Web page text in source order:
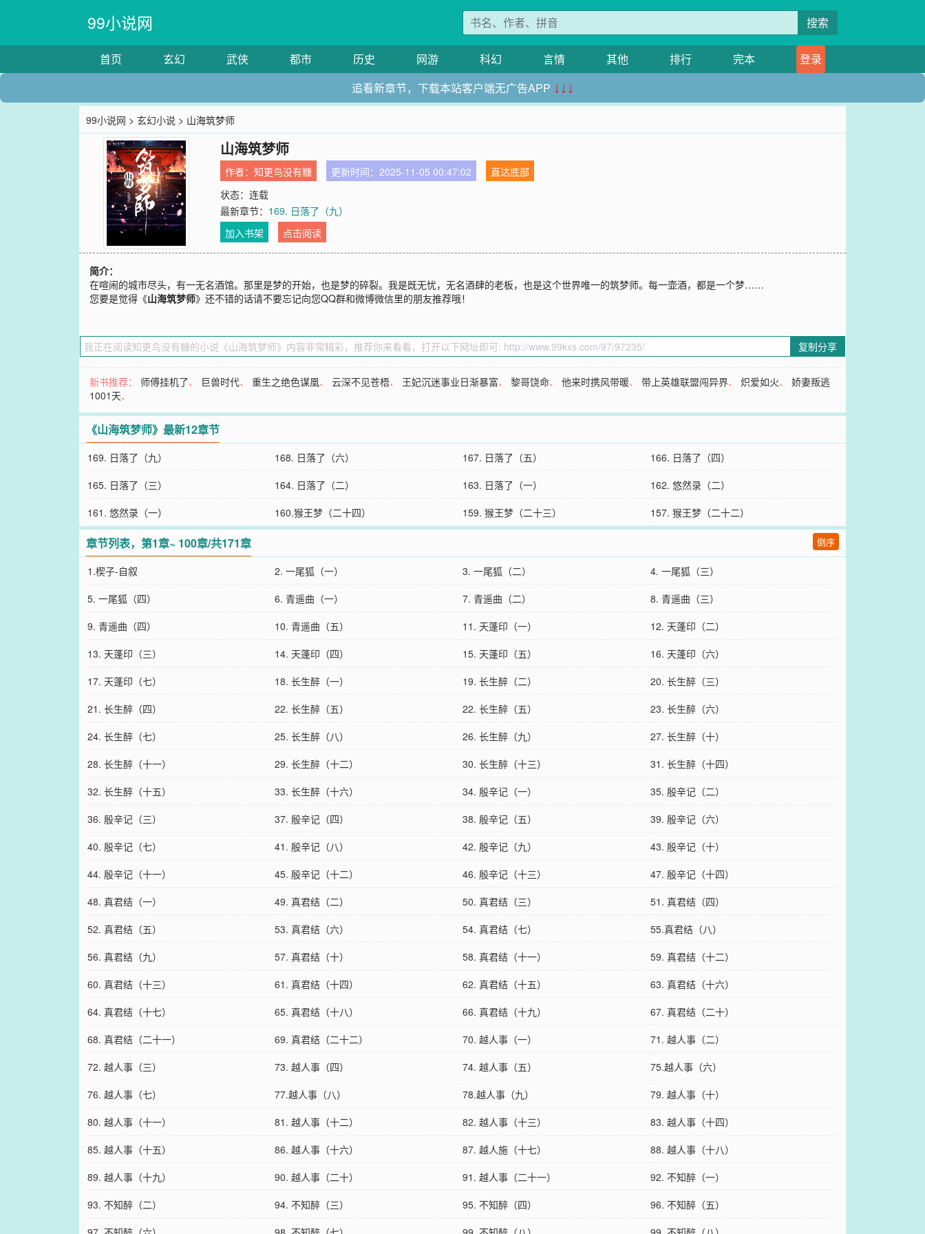
99小说网 搜索
首页 玄幻 武侠 都市 历史 网游 科幻 言情 其他 排行 完本
登录
追看新章节，下载本站客户端无广告APP ↓↓↓
99小说网 >玄幻小说 > 山海筑梦师
山海筑梦师
作者：知更鸟没有糖 更新时间：2025-11-05 00:47:02
直达底部
状态：连载
最新章节： 169. 日落了（九）
加入书架
点击阅读
简介：
在喧闹的城市尽头，有一无名酒馆。那里是梦的开始，也是梦的碎裂。我是既无忧，无名酒肆的老板，也是这个世界唯一的筑梦师。每一壶酒，都是一个梦……
您要是觉得《山海筑梦师》还不错的话请不要忘记向您QQ群和微博微信里的朋友推荐哦！
复制分享
新书推荐： 师傅挂机了、 巨兽时代、重生之绝色谋凰、云深不见苍梧、 王妃沉迷事业日渐暴富、黎哥饶命、他来时携风带暖、带上英雄联盟闯异界、炽爱如火、娇妻叛逃
1001天、
《山海筑梦师》最新12章节
169. 日落了（九） 168. 日落了（六） 167. 日落了（五）
166. 日落了（四）
165. 日落了（三）
164. 日落了（二） 163. 日落了（一）
162. 悠然录（二）
161. 悠然录（一）
160.猴王梦（二十四） 159. 猴王梦（二十三） 157. 猴王梦（二十二）
章节列表，第1章~ 100章/共171章 倒序
1.楔子-自叙 2. 一尾狐（一） 3. 一尾狐（二）
4. 一尾狐（三）
5. 一尾狐（四）
6. 青遥曲（一） 7. 青遥曲（二）
8. 青遥曲（三）
9. 青遥曲（四）
10. 青遥曲（五） 11. 天蓬印（一）
12. 天蓬印（二）
13. 天蓬印（三）
14. 天蓬印（四） 15. 天蓬印（五）
16. 天蓬印（六）
17. 天蓬印（七）
18. 长生醉（一） 19. 长生醉（二）
20. 长生醉（三）
21. 长生醉（四）
22. 长生醉（五） 22. 长生醉（五）
23. 长生醉（六）
24. 长生醉（七）
25. 长生醉（八） 26. 长生醉（九）
27. 长生醉（十）
28. 长生醉（十一）
29. 长生醉（十二） 30. 长生醉（十三）
31. 长生醉（十四）
32. 长生醉（十五）
33. 长生醉（十六） 34. 殷辛记（一）
35. 殷辛记（二）
36. 殷辛记（三）
37. 殷辛记（四） 38. 殷辛记（五）
39. 殷辛记（六）
40. 殷辛记（七）
41. 殷辛记（八） 42. 殷辛记（九）
43. 殷辛记（十）
44. 殷辛记（十一）
45. 殷辛记（十二） 46. 殷辛记（十三）
47. 殷辛记（十四）
48. 真君结（一）
49. 真君结（二） 50. 真君结（三）
51. 真君结（四）
52. 真君结（五）
53. 真君结（六） 54. 真君结（七）
55.真君结（八）
56. 真君结（九）
57. 真君结（十） 58. 真君结（十一）
59. 真君结（十二）
60. 真君结（十三）
61. 真君结（十四） 62. 真君结（十五）
63. 真君结（十六）
64. 真君结（十七）
65. 真君结（十八） 66. 真君结（十九）
67. 真君结（二十）
68. 真君结（二十一）
69. 真君结（二十二） 70. 越人事（一）
71. 越人事（二）
72. 越人事（三）
73. 越人事（四） 74. 越人事（五）
75.越人事（六）
76. 越人事（七）
77.越人事（八） 78.越人事（九）
79. 越人事（十）
80. 越人事（十一）
81. 越人事（十二） 82. 越人事（十三）
83. 越人事（十四）
85. 越人事（十五）
86. 越人事（十六） 87. 越人施（十七）
88. 越人事（十八）
89. 越人事（十九）
90. 越人事（二十） 91. 越人事（二十一）
92. 不知醉（一）
93. 不知醉（二）
94. 不知醉（三） 95. 不知醉（四）
96. 不知醉（五）